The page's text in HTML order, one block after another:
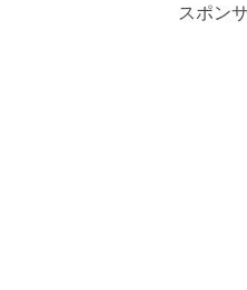
スポン